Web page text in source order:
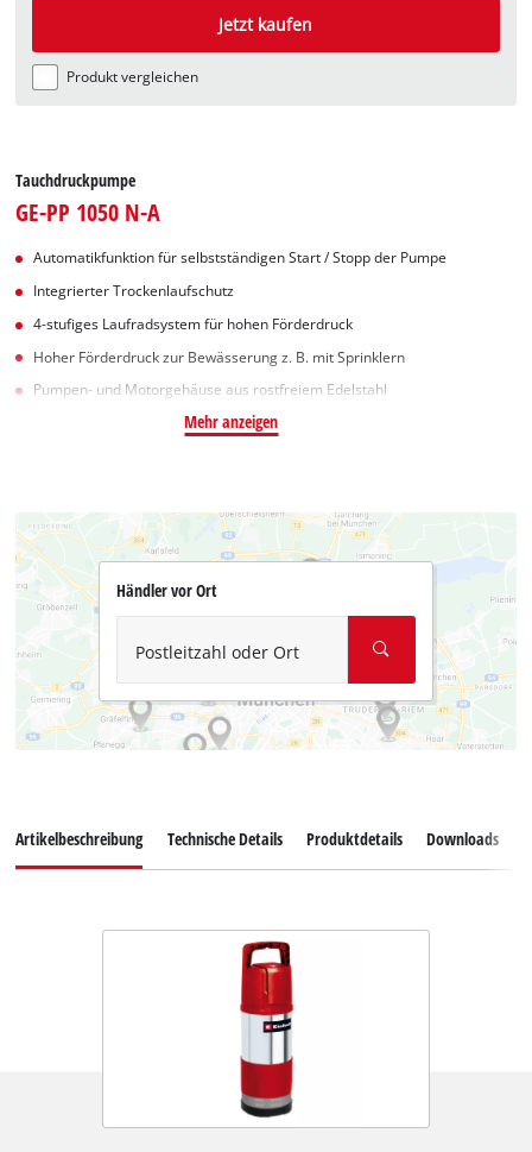
Jetzt kaufen
Produkt vergleichen
Tauchdruckpumpe
GE-PP 1050 N-A
Automatikfunktion für selbstständigen Start / Stopp der Pumpe
Integrierter Trockenlaufschutz
4-stufiges Laufradsystem für hohen Förderdruck
Hoher Förderdruck zur Bewässerung z. B. mit Sprinklern
Pumpen- und Motorgehäuse aus rostfreiem Edelstahl
Mehr anzeigen
Händler vor Ort
Postleitzahl oder Ort
Artikelbeschreibung Technische Details Produktdetails Downloads